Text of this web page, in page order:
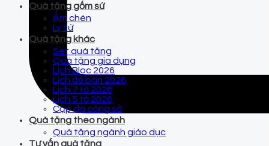
Quà tặng gốm sứ
Ấm chén
Ly sứ
Quà tặng khác
Set quà tặng
Quà tặng gia dụng
Lịch Bloc 2026
Lịch để bàn 2026
Lịch 7 tờ 2026
Lịch 5 tờ 2026
Cặp da công sở
Quà tặng theo ngành
Quà tặng ngành giáo dục
Tư vấn quà tặng